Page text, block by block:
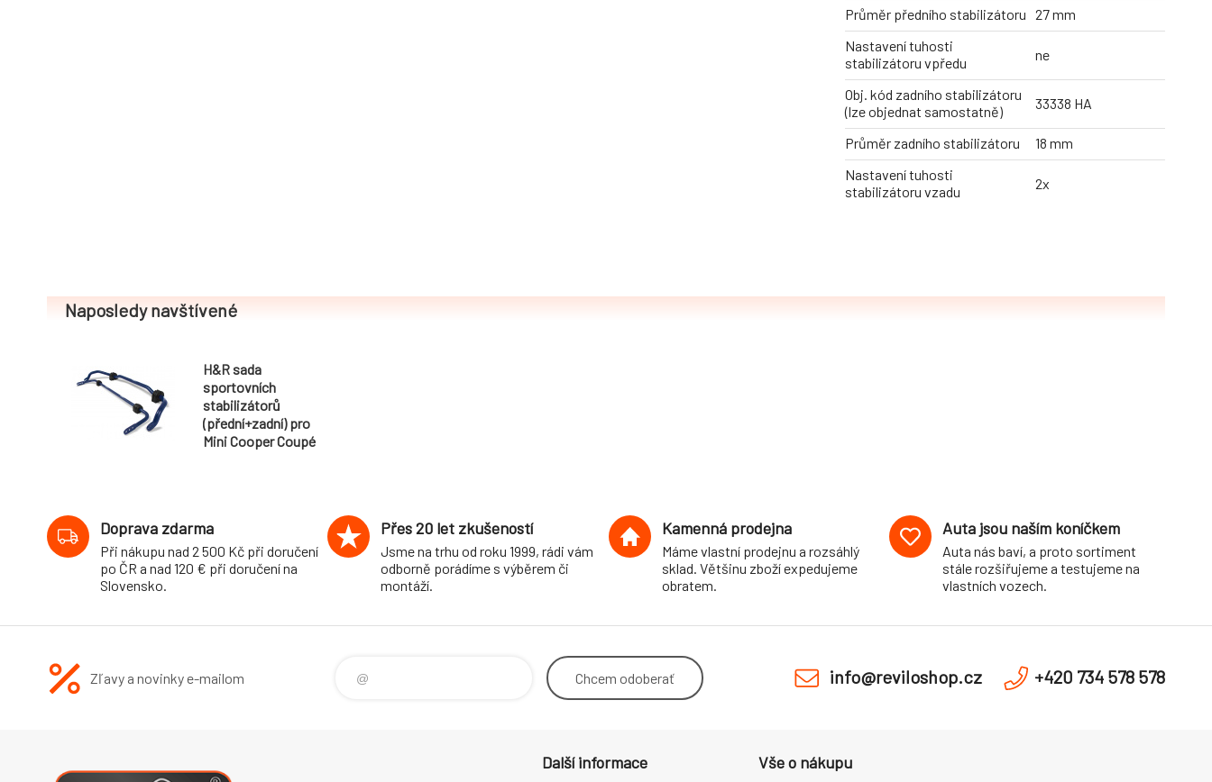
Průměr předního stabilizátoru 27 mm
Nastavení tuhosti
stabilizátoru vpředu
ne
Obj. kód zadního stabilizátoru
(lze objednat samostatně)
33338 HA
Průměr zadního stabilizátoru
18 mm
Nastavení tuhosti
stabilizátoru vzadu
2x
Naposledy navštívené
H&R sada
sportovních
stabilizátorů
(přední+zadní) pro
Mini Cooper Coupé
Doprava zdarma
Při nákupu nad 2 500 Kč při doručení
po ČR a nad 120 € při doručení na
Slovensko.
Přes 20 let zkušeností
Jsme na trhu od roku 1999, rádi vám
odborně porádíme s výběrem či
montáží.
Kamenná prodejna
Máme vlastní prodejnu a rozsáhlý
sklad. Většinu zboží expedujeme
obratem.
Auta jsou naším koníčkem
Auta nás baví, a proto sortiment
stále rozšiřujeme a testujeme na
vlastních vozech.
Zľavy a novinky e-mailom Chcem odoberať info@reviloshop.cz +420 734 578 578
Další informace Vše o nákupu